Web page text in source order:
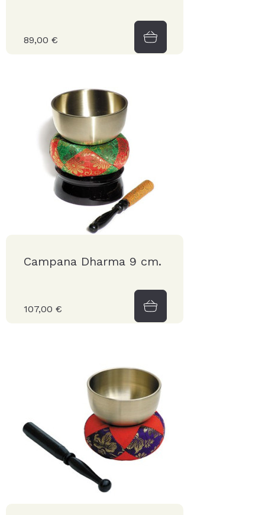
89,00 €
Campana Dharma 9 cm.
107,00 €